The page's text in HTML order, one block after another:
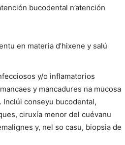
bucodental n’atención
en materia d’hixene y salú
y/o inflamatorios
y mancadures na mucosa
Inclúi conseyu bucodental,
ciruxía menor del cuévanu
y, nel so casu, biopsia de